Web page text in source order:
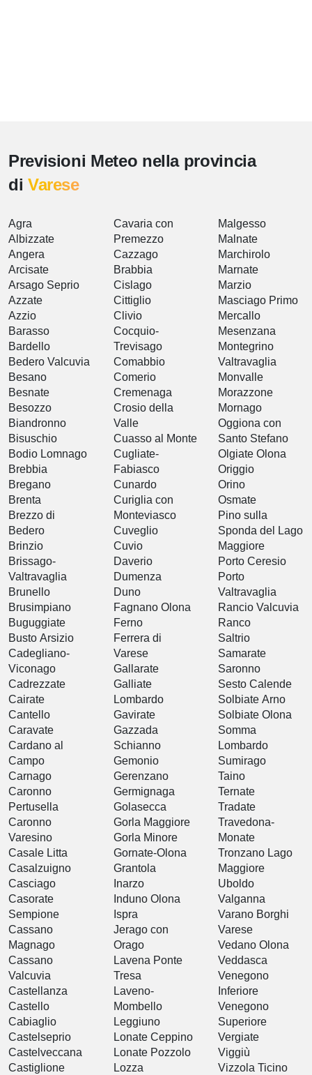
Previsioni Meteo nella provincia
di Varese
Agra
Albizzate
Angera
Arcisate
Arsago Seprio
Azzate
Azzio
Barasso
Bardello
Bedero Valcuvia
Besano
Besnate
Besozzo
Biandronno
Bisuschio
Bodio Lomnago
Brebbia
Bregano
Brenta
Brezzo di
Bedero
Brinzio
Brissago-
Valtravaglia
Brunello
Brusimpiano
Buguggiate
Busto Arsizio
Cadegliano-
Viconago
Cadrezzate
Cairate
Cantello
Caravate
Cardano al
Campo
Carnago
Caronno
Pertusella
Caronno
Varesino
Casale Litta
Casalzuigno
Casciago
Casorate
Sempione
Cassano
Magnago
Cassano
Valcuvia
Castellanza
Castello
Cabiaglio
Castelseprio
Castelveccana
Castiglione
Cavaria con
Premezzo
Cazzago
Brabbia
Cislago
Cittiglio
Clivio
Cocquio-
Trevisago
Comabbio
Comerio
Cremenaga
Crosio della
Valle
Cuasso al Monte
Cugliate-
Fabiasco
Cunardo
Curiglia con
Monteviasco
Cuveglio
Cuvio
Daverio
Dumenza
Duno
Fagnano Olona
Ferno
Ferrera di
Varese
Gallarate
Galliate
Lombardo
Gavirate
Gazzada
Schianno
Gemonio
Gerenzano
Germignaga
Golasecca
Gorla Maggiore
Gorla Minore
Gornate-Olona
Grantola
Inarzo
Induno Olona
Ispra
Jerago con
Orago
Lavena Ponte
Tresa
Laveno-
Mombello
Leggiuno
Lonate Ceppino
Lonate Pozzolo
Lozza
Malgesso
Malnate
Marchirolo
Marnate
Marzio
Masciago Primo
Mercallo
Mesenzana
Montegrino
Valtravaglia
Monvalle
Morazzone
Mornago
Oggiona con
Santo Stefano
Olgiate Olona
Origgio
Orino
Osmate
Pino sulla
Sponda del Lago
Maggiore
Porto Ceresio
Porto
Valtravaglia
Rancio Valcuvia
Ranco
Saltrio
Samarate
Saronno
Sesto Calende
Solbiate Arno
Solbiate Olona
Somma
Lombardo
Sumirago
Taino
Ternate
Tradate
Travedona-
Monate
Tronzano Lago
Maggiore
Uboldo
Valganna
Varano Borghi
Varese
Vedano Olona
Veddasca
Venegono
Inferiore
Venegono
Superiore
Vergiate
Viggiù
Vizzola Ticino